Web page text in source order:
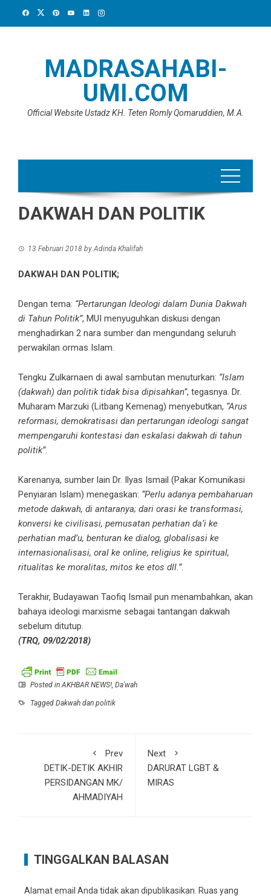
MADRASAHABI-
UMI.COM
Official Website Ustadz KH. Teten Romly Qomaruddien, M.A.
DAKWAH DAN POLITIK
13 Februari 2018 byAdinda Khalifah
DAKWAH DAN POLITIK;​
Dengan tema: “Pertarungan Ideologi dalam Dunia Dakwah
di Tahun Politik”​, MUI menyuguhkan diskusi dengan
menghadirkan 2 nara sumber dan mengundang seluruh
perwakilan ormas Islam.
Tengku Zulkarnaen di awal sambutan menuturkan: “Islam
(dakwah) dan politik tidak bisa dipisahkan”​, tegasnya. Dr.
Muharam Marzuki (Litbang Kemenag) menyebutkan, “Arus
reformasi, demokratisasi dan pertarungan ideologi sangat
mempengaruhi kontestasi dan eskalasi dakwah di tahun
politik”​.
Karenanya, sumber lain Dr. Ilyas Ismail (Pakar Komunikasi
Penyiaran Islam) menegaskan: “Perlu adanya pembaharuan
metode dakwah, di antaranya; dari orasi ke transformasi,
konversi ke civilisasi, pemusatan perhatian da’i ke
perhatian mad’u, benturan ke dialog, globalisasi ke
internasionalisasi, oral ke online, religius ke spiritual,
ritualitas ke moralitas, mitos ke etos dll.”.
Terakhir, Budayawan Taofiq Ismail pun menambahkan, akan
bahaya ideologi marxisme sebagai tantangan dakwah
sebelum ditutup.
(TRQ, 09/02/2018)
Posted in AKHBAR NEWS! Da'wah
Tagged Dakwah dan politik
Prev
DETIK-DETIK AKHIR
PERSIDANGAN MK/
AHMADIYAH
Next
DARURAT LGBT &
MIRAS
TINGGALKAN BALASAN
Alamat email Anda tidak akan dipublikasikan. Ruas yang